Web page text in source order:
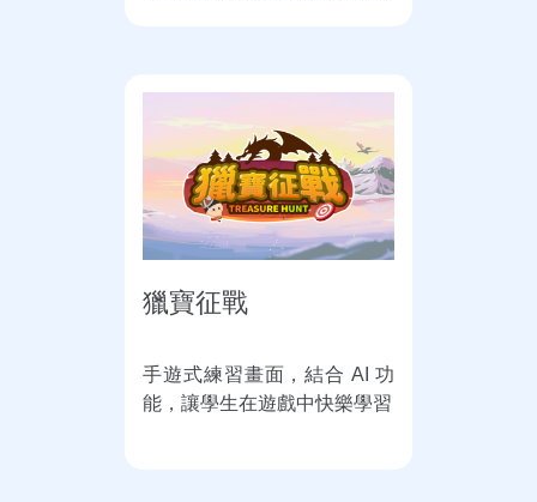
獵寶征戰
手遊式練習畫面，結合 AI 功
能，讓學生在遊戲中快樂學習